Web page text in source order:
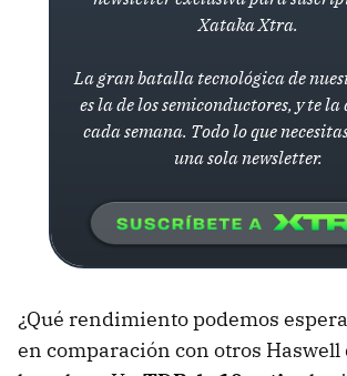
Xataka Xtra.
La gran batalla tecnológica de
es la de los semiconductores, y te
cada semana. Todo lo que
una sola newsletter.
¿Qué rendimiento podemos
en comparación con otros Haswell